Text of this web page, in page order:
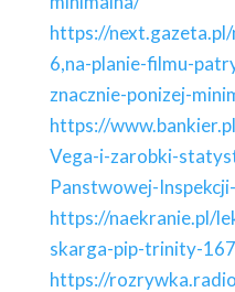
https://
6,na-planie-filmu-
znacznie-ponizej-
https://
Vega-i-zarobki-
Panstwowej-
https://naekranie.pl/
skarga-pip-trinity-
https://